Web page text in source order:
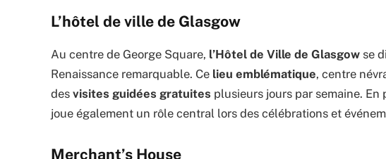
L’hôtel de ville de Glasgow
Au centre de George Square, l’Hôtel de Ville de Glasgow se
Renaissance remarquable. Ce lieu emblématique, centre
des visites guidées gratuites plusieurs jours par semaine. En
joue également un rôle central lors des célébrations et
Merchant’s House